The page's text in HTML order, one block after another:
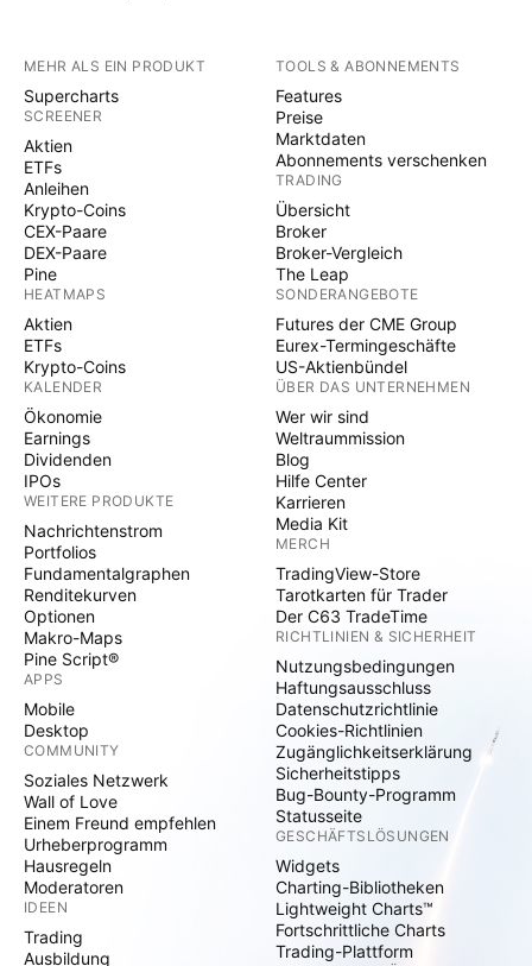
MEHR ALS EIN PRODUKT
Supercharts
SCREENER
Aktien
ETFs
Anleihen
Krypto-Coins
CEX-Paare
DEX-Paare
Pine
HEATMAPS
Aktien
ETFs
Krypto-Coins
KALENDER
Ökonomie
Earnings
Dividenden
IPOs
WEITERE PRODUKTE
Nachrichtenstrom
Portfolios
Fundamentalgraphen
Renditekurven
Optionen
Makro-Maps
Pine Script®
APPS
Mobile
Desktop
COMMUNITY
Soziales Netzwerk
Wall of Love
Einem Freund empfehlen
Urheberprogramm
Hausregeln
Moderatoren
IDEEN
Trading
Ausbildung
TOOLS & ABONNEMENTS
Features
Preise
Marktdaten
Abonnements verschenken
TRADING
Übersicht
Broker
Broker-Vergleich
The Leap
SONDERANGEBOTE
Futures der CME Group
Eurex-Termingeschäfte
US-Aktienbündel
ÜBER DAS UNTERNEHMEN
Wer wir sind
Weltraummission
Blog
Hilfe Center
Karrieren
Media Kit
MERCH
TradingView-Store
Tarotkarten für Trader
Der C63 TradeTime
RICHTLINIEN & SICHERHEIT
Nutzungsbedingungen
Haftungsausschluss
Datenschutzrichtlinie
Cookies-Richtlinien
Zugänglichkeitserklärung
Sicherheitstipps
Bug-Bounty-Programm
Statusseite
GESCHÄFTSLÖSUNGEN
Widgets
Charting-Bibliotheken
Lightweight Charts™
Fortschrittliche Charts
Trading-Plattform